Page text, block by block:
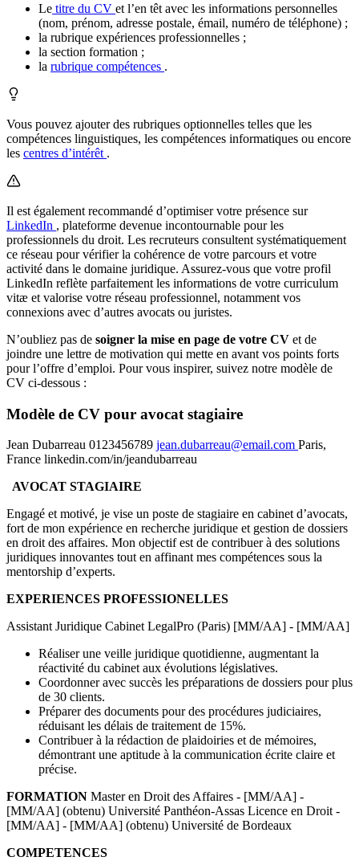
Le titre du CV et l’en têt avec les informations personnelles
(nom, prénom, adresse postale, émail, numéro de téléphone) ;
la rubrique expériences professionnelles ;
la section formation ;
la rubrique compétences .
Vous pouvez ajouter des rubriques optionnelles telles que les
compétences linguistiques, les compétences informatiques ou encore
les centres d’intérêt .
Il est également recommandé d’optimiser votre présence sur
LinkedIn , plateforme devenue incontournable pour les
professionnels du droit. Les recruteurs consultent systématiquement
ce réseau pour vérifier la cohérence de votre parcours et votre
activité dans le domaine juridique. Assurez-vous que votre profil
LinkedIn reflète parfaitement les informations de votre curriculum
vitæ et valorise votre réseau professionnel, notamment vos
connexions avec d’autres avocats ou juristes.
N’oubliez pas de soigner la mise en page de votre CV et de
joindre une lettre de motivation qui mette en avant vos points forts
pour l’offre d’emploi. Pour vous inspirer, suivez notre modèle de
CV ci-dessous :
Modèle de CV pour avocat stagiaire
Jean Dubarreau 0123456789 jean.dubarreau@email.com Paris,
France linkedin.com/in/jeandubarreau
AVOCAT STAGIAIRE
Engagé et motivé, je vise un poste de stagiaire en cabinet d’avocats,
fort de mon expérience en recherche juridique et gestion de dossiers
en droit des affaires. Mon objectif est de contribuer à des solutions
juridiques innovantes tout en affinant mes compétences sous la
mentorship d’experts.
EXPERIENCES PROFESSIONELLES
Assistant Juridique Cabinet LegalPro (Paris) [MM/AA] - [MM/AA]
Réaliser une veille juridique quotidienne, augmentant la
réactivité du cabinet aux évolutions législatives.
Coordonner avec succès les préparations de dossiers pour plus
de 30 clients.
Préparer des documents pour des procédures judiciaires,
réduisant les délais de traitement de 15%.
Contribuer à la rédaction de plaidoiries et de mémoires,
démontrant une aptitude à la communication écrite claire et
précise.
FORMATION Master en Droit des Affaires - [MM/AA] -
[MM/AA] (obtenu) Université Panthéon-Assas Licence en Droit -
[MM/AA] - [MM/AA] (obtenu) Université de Bordeaux
COMPETENCES